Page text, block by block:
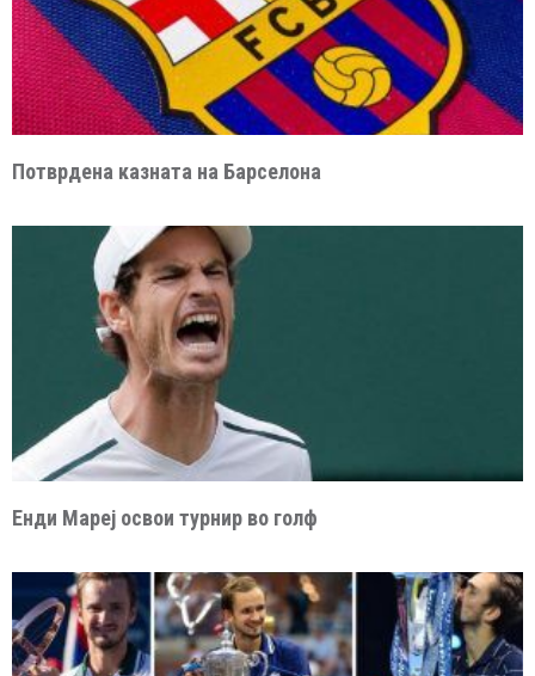
Потврдена казната на Барселона
Енди Мареј освои турнир во голф